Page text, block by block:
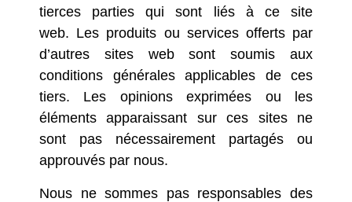
tierces parties qui sont liés à ce site
web. Les produits ou services offerts par
d’autres sites web sont soumis aux
conditions générales applicables de ces
tiers. Les opinions exprimées ou les
éléments apparaissant sur ces sites ne
sont pas nécessairement partagés ou
approuvés par nous.
Nous ne sommes pas responsables des